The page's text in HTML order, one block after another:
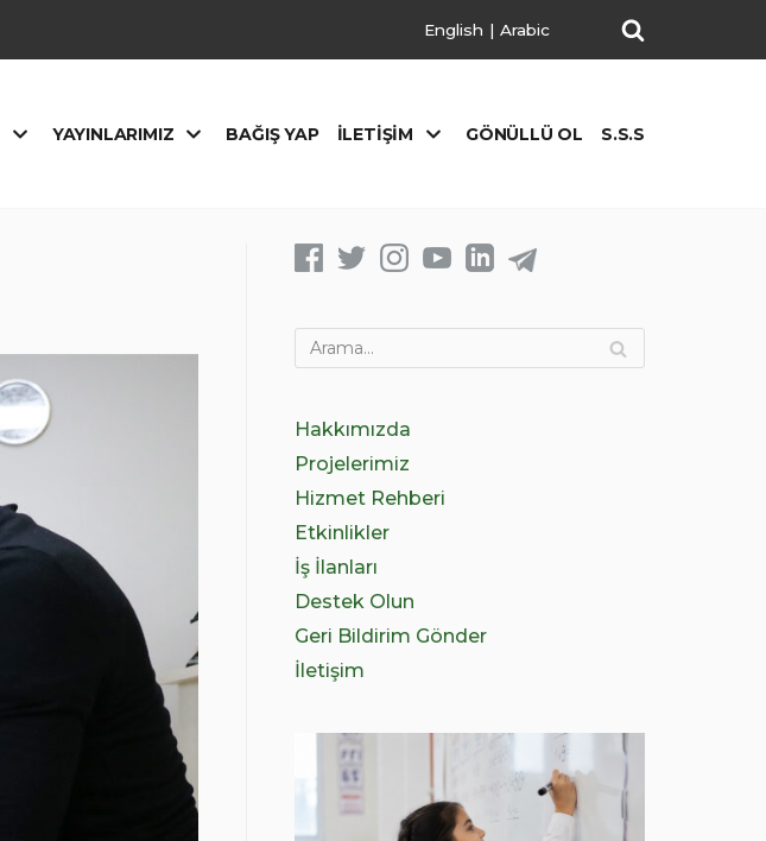
English | Arabic
YAYINLARIMIZ BAĞIŞ YAP İLETIŞIM GÖNÜLLÜ OL S.S.S
Hakkımızda
Projelerimiz
Hizmet Rehberi
Etkinlikler
İş İlanları
Destek Olun
Geri Bildirim Gönder
İletişim